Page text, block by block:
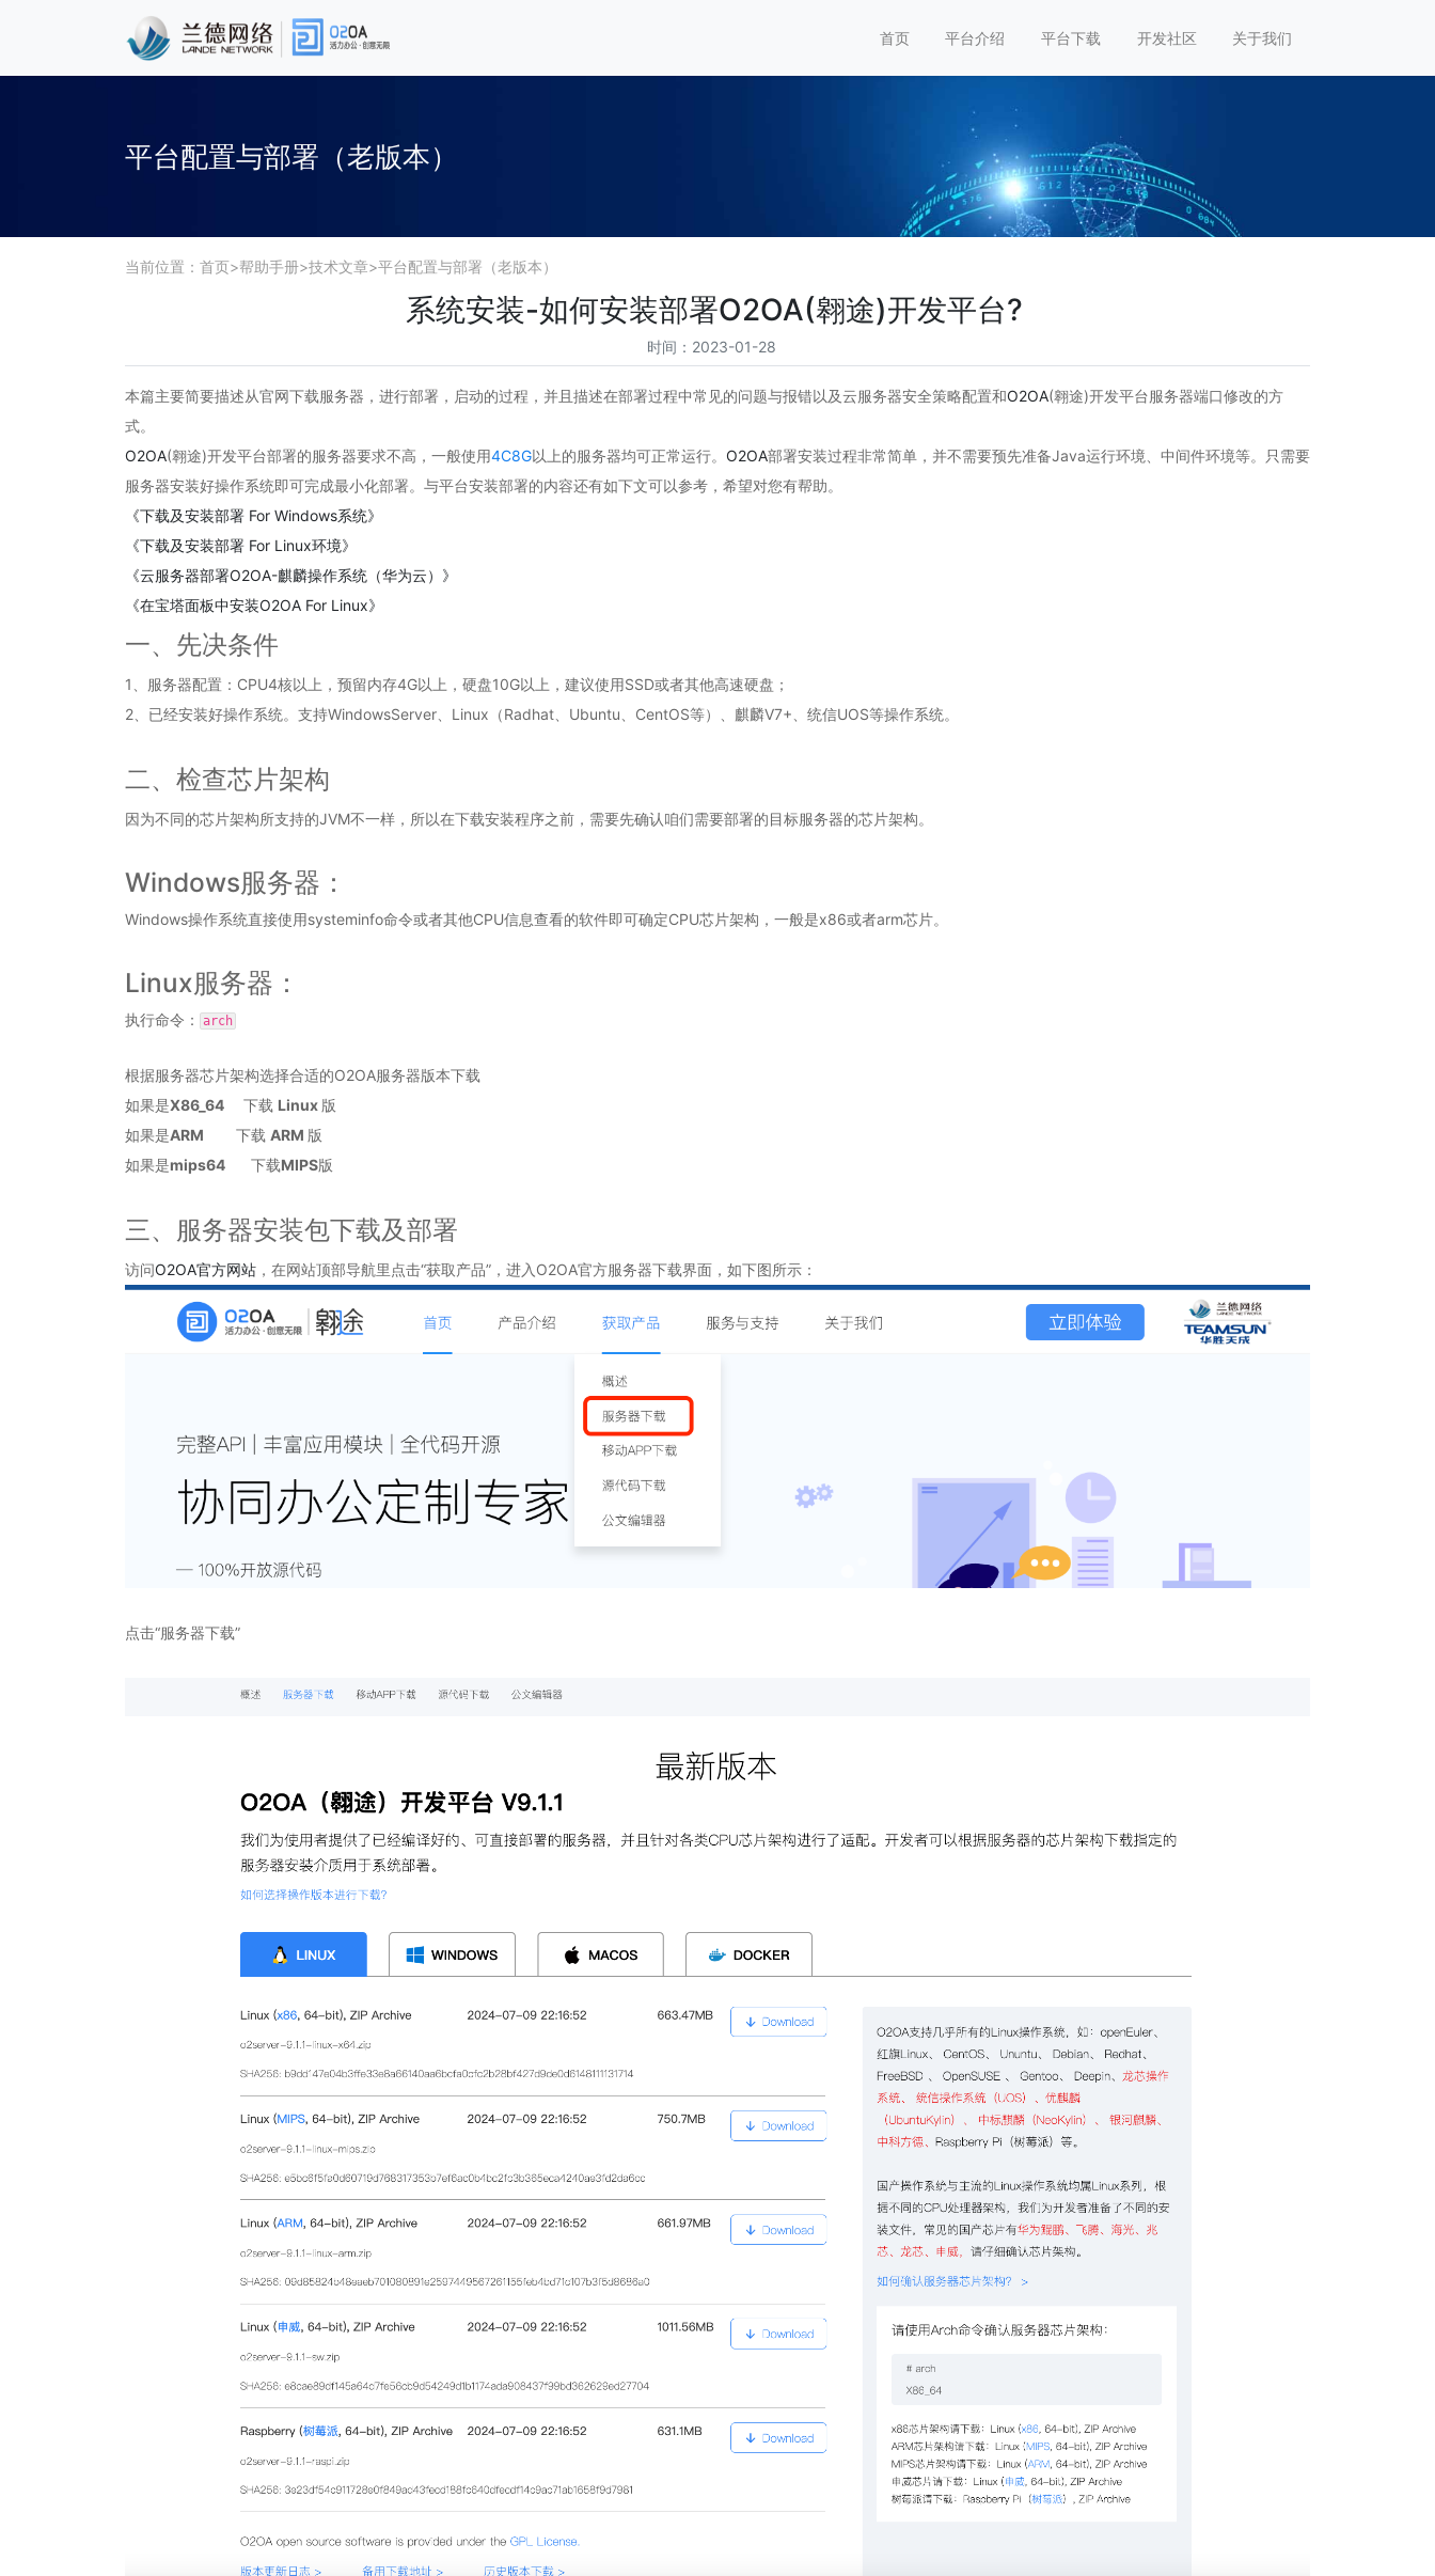
首页 平台介绍 平台下载 开发社区 关于我们
平台配置与部署（老版本）
当前位置： 首页>帮助手册>技术文章>平台配置与部署（老版本）
系统安装-如何安装部署O2OA(翱途)开发平台?
时间：2023-01-28
本篇主要简要描述从官网下载服务器，进行部署，启动的过程，并且描述在部署过程中常见的问题与报错以及云服务器安全策略配置和O2OA(翱途)开发平台服务器端口修改的方
式。
O2OA(翱途)开发平台部署的服务器要求不高，一般使用4C8G以上的服务器均可正常运行。 O2OA部署安装过程非常简单，并不需要预先准备Java运行环境、中间件环境等。只需要
服务器安装好操作系统即可完成最小化部署。与平台安装部署的内容还有如下文可以参考，希望对您有帮助。
《下载及安装部署 For Windows系统》
《下载及安装部署 For Linux环境》
《云服务器部署O2OA-麒麟操作系统（华为云） 》
《在宝塔面板中安装O2OA For Linux》
一、先决条件
1、服务器配置：CPU4核以上，预留内存4G以上，硬盘10G以上，建议使用SSD或者其他高速硬盘；
2、已经安装好操作系统。支持WindowsServer、Linux（Radhat、Ubuntu、CentOS等）、麒麟V7+、统信UOS等操作系统。
二、检查芯片架构
因为不同的芯片架构所支持的JVM不一样，所以在下载安装程序之前，需要先确认咱们需要部署的目标服务器的芯片架构。
Windows服务器：
Windows操作系统直接使用systeminfo命令或者其他CPU信息查看的软件即可确定CPU芯片架构，一般是x86或者arm芯片。
Linux服务器：
执行命令： arch
根据服务器芯片架构选择合适的O2OA服务器版本下载
如果是X86_64 下载 Linux 版
如果是ARM 下载 ARM 版
如果是mips64 下载MIPS版
三、服务器安装包下载及部署
访问O2OA官方网站 ，在网站顶部导航里点击“获取产品” ，进入O2OA官方服务器下载界面，如下图所示：
点击“服务器下载”